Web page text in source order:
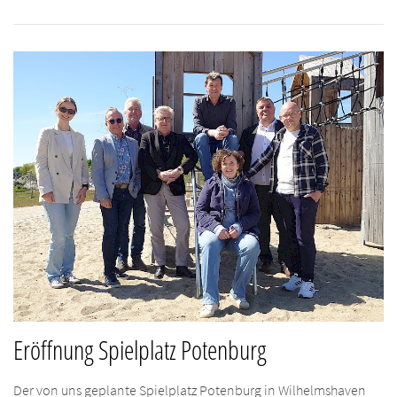
Eröffnung Spielplatz Potenburg
Der von uns geplante Spielplatz Potenburg in Wilhelmshaven